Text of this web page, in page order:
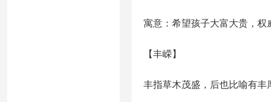
寓意：希望孩子大富大贵，权
【丰嵘】
丰指草木茂盛，后也比喻有